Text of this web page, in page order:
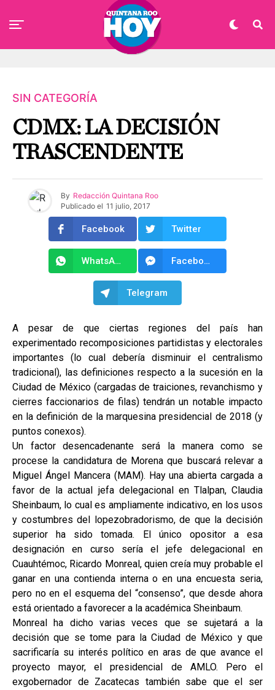
SIN CATEGORÍA
CDMX: LA DECISIÓN
TRASCENDENTE
By Redacción Quintana Roo
Publicado el 11 julio, 2017
Facebook Twitter
WhatsApp Facebook Messenger
Telegram
A pesar de que ciertas regiones del país han
experimentado recomposiciones partidistas y electorales
importantes (lo cual debería disminuir el centralismo
tradicional), las definiciones respecto a la sucesión en la
Ciudad de México (cargadas de traiciones, revanchismo y
cierres faccionarios de filas) tendrán un notable impacto
en la definición de la marquesina presidencial de 2018 (y
puntos conexos).
Un factor desencadenante será la manera como se
procese la candidatura de Morena que buscará relevar a
Miguel Ángel Mancera (MAM). Hay una abierta cargada a
favor de la actual jefa delegacional en Tlalpan, Claudia
Sheinbaum, lo cual es ampliamente indicativo, en los usos
y costumbres del lopezobradorismo, de que la decisión
superior ha sido tomada. El único opositor a esa
designación en curso sería el jefe delegacional en
Cuauhtémoc, Ricardo Monreal, quien creía muy probable el
ganar en una contienda interna o en una encuesta seria,
pero no en el esquema del “consenso”, que desde ahora
está orientado a favorecer a la académica Sheinbaum.
Monreal ha dicho varias veces que se sujetará a la
decisión que se tome para la Ciudad de México y que
sacrificaría su interés político en aras de que avance el
proyecto mayor, el presidencial de AMLO. Pero el
exgobernador de Zacatecas también sabe que el ser